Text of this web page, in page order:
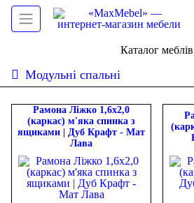
Каталог меблів
Модульні спальні
ФІЛЬТР
-
грн.
Рамона Ліжко 1,6х2,0
(каркас) м'яка спинка з
ящиками | Дуб Крафт - Мат
Лава